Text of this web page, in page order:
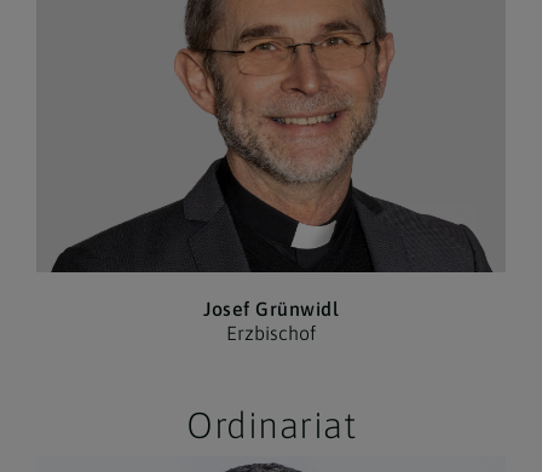
Josef Grünwidl
Erzbischof
Ordinariat